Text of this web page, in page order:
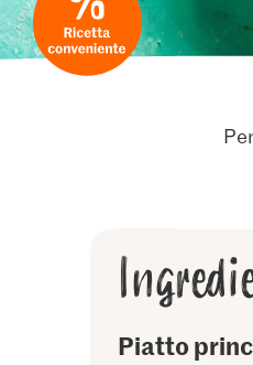
Piatto